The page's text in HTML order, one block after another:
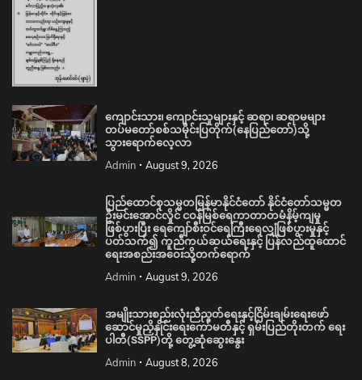
ကျောင်းသား၊ ကျောင်းသူများနှင့် ဆရာ၊ ဆရာမများ
တပ်မတော်စစ်သမိုင်းပြတိုက်(နေပြည်တော်)သို့
သွားရောက်လေ့လာ
Admin August 9, 2026
ပြည်ထောင်စုသမ္မတမြန်မာနိုင်ငံတော် နိုင်ငံတော်သမ္မတ
ဦးမင်းအောင်လှိုင် ငဝန်မြစ်ရေကာတာတမံနိမ့်ကျမှု
ဖြစ်ပွားပြီး ရေကျော်စီးဝင်ရေကြီးရေလျှံဖြစ်ပွားမှုနှင့်
ပတ်သက်၍ ကူညီကယ်ဆယ်ရေးနှင့် ပြန်လည်ထူထောင်
ရေးအစည်းအဝေးသို့တက်ရောက်
Admin August 9, 2026
အမျိုးသားစည်းလုံးညီညွတ်ရေးနှင့်ငြိမ်းချမ်းရေးဖော်
ဆောင်မှုညှိနှိုင်းရေးကော်မတီနှင့် ရှမ်းပြည်တိုးတက် ရေး
ပါတီ(SSPP)တို့ တွေ့ဆုံဆွေးနွေး
Admin August 8, 2026